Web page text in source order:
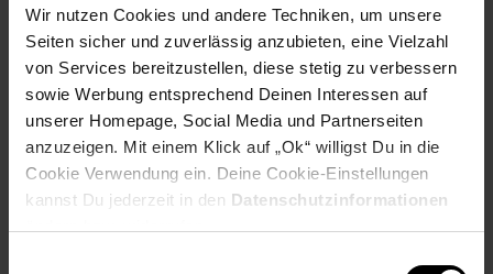
Wir nutzen Cookies und andere Techniken, um unsere
Seiten sicher und zuverlässig anzubieten, eine Vielzahl
von Services bereitzustellen, diese stetig zu verbessern
sowie Werbung entsprechend Deinen Interessen auf
unserer Homepage, Social Media und Partnerseiten
anzuzeigen. Mit einem Klick auf „Ok“ willigst Du in die
Cookie Verwendung ein. Deine Cookie-Einstellungen
kannst Du jederzeit in den Datenschutzinformationen
Hinweis: Aus Gründen der leichteren Lesbarkeit verwenden
wir im Textverlauf die männliche Form der Anrede.
Selbstverständlich sind bei Netto Menschen jeder
Geschlechtsidentität willkommen.
Fußzeile
Weitere Online-Angebote